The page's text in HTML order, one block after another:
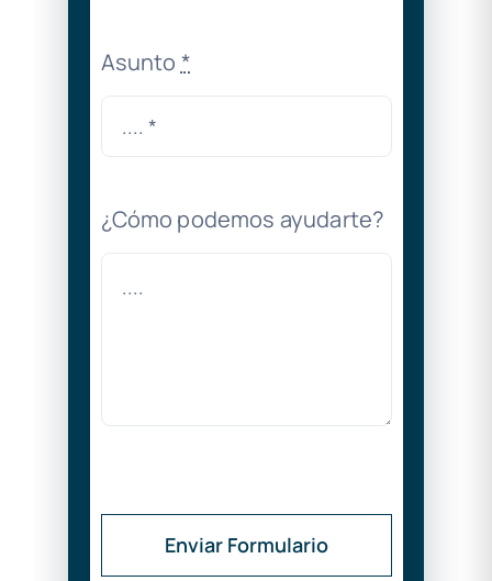
Asunto *
¿Cómo podemos ayudarte?
Enviar Formulario